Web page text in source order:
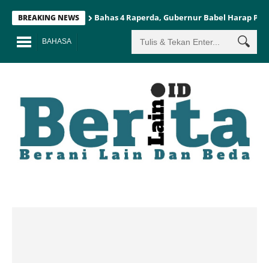
BREAKING NEWS Bahas 4 Raperda, Gubernur Babel Harap
BAHASA